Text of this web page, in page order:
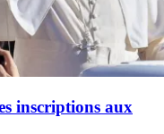
inscriptions aux